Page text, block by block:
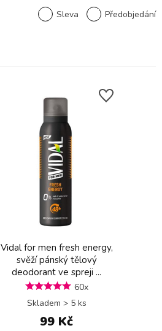
Sleva Předobjedání
Vidal for men fresh energy,
svěží pánský tělový
deodorant ve spreji ...
60x
Skladem > 5 ks
99 Kč